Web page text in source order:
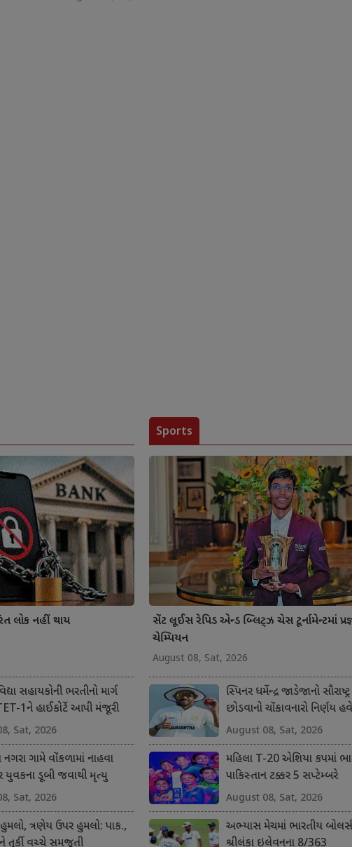
લોક નહીં થાય
સહાયકોની ભરતીનો માર્ગ
1ને હાઈકોર્ટે આપી મંજૂરી
Sat, 2026
ગામે વોંકળામાં નાહવા
યુવકના ડૂબી જવાથી મૃત્યુ
Sat, 2026
ત્રણેય ઉપર હુમલો: પાક.,
તુર્કી વચ્ચે સમજૂતી
Sports
સેંટ લૂઈસ રેપિડ એન્ડ બ્લિટ્ઝ ચેસ ટૂર્નામેન્ટમાં
ચેમ્પિયન
August 08, Sat, 2026
સ્પિનર ધર્મેન્દ્ર જાડેજાનો
છોડવાનો ચોંકાવનારો નિર્ણય
છત્તીસગઢ ટીમ તરફથી ડોમેસ્ટિક
August 08, Sat, 2026
મહિલા T-20 એશિયા કપમાં
પાકિસ્તાન ટક્કર 5 સપ્ટેમ્બરે
August 08, Sat, 2026
અભ્યાસ મેચમાં ભારતીય
શ્રીલંકા ઇલેવનના 8/363